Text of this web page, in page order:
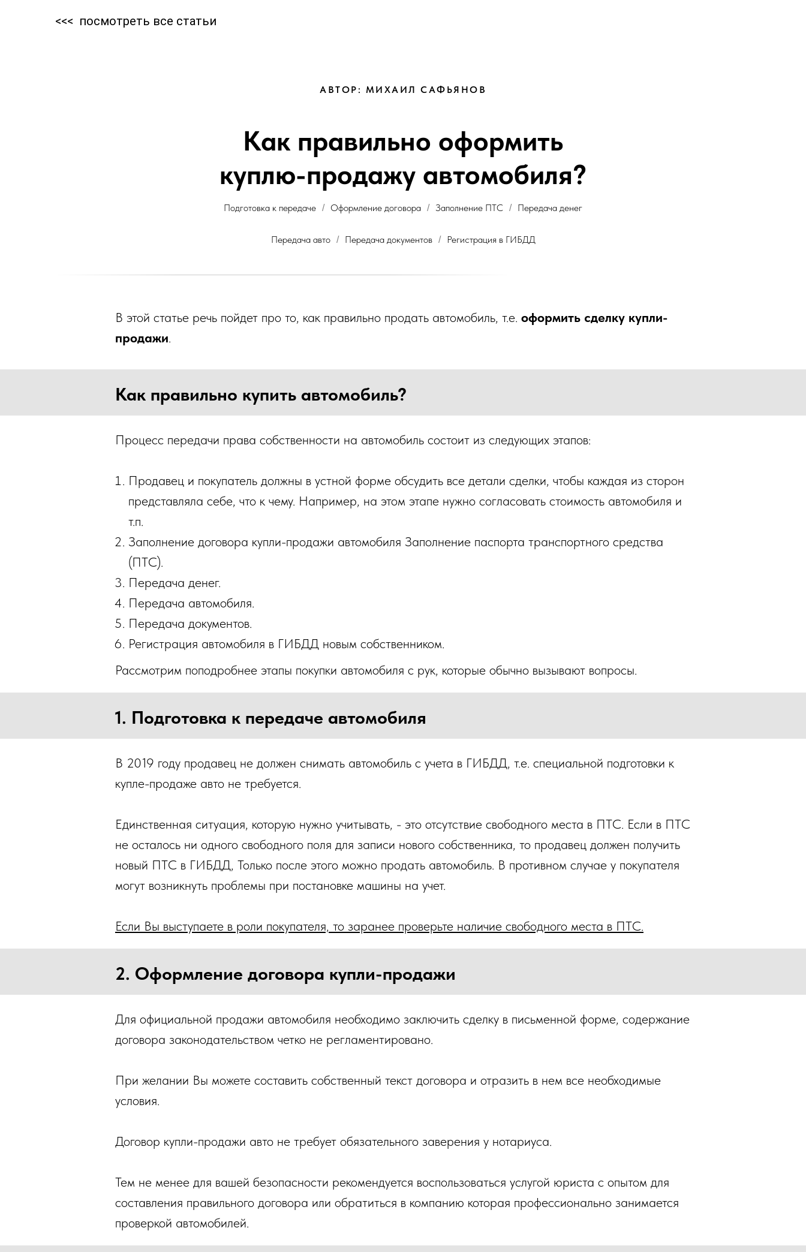
<<< посмотреть все статьи
АВТОР: МИХАИЛ САФЬЯНОВ
Как правильно оформить
куплю-продажу автомобиля?
Подготовка к передаче / Оформление договора / Заполнение ПТС / Передача денег
Передача авто / Передача документов / Регистрация в ГИБДД
В этой статье речь пойдет про то, как правильно продать автомобиль, т.е. оформить сделку купли-
продажи.
Как правильно купить автомобиль?
Процесс передачи права собственности на автомобиль состоит из следующих этапов:
Продавец и покупатель должны в устной форме обсудить все детали сделки, чтобы каждая из сторон
представляла себе, что к чему. Например, на этом этапе нужно согласовать стоимость автомобиля и
т.п.
Заполнение договора купли-продажи автомобиля Заполнение паспорта транспортного средства
(ПТС).
Передача денег.
Передача автомобиля.
Передача документов.
Регистрация автомобиля в ГИБДД новым собственником.
Рассмотрим поподробнее этапы покупки автомобиля с рук, которые обычно вызывают вопросы.
1. Подготовка к передаче автомобиля
В 2019 году продавец не должен снимать автомобиль с учета в ГИБДД, т.е. специальной подготовки к
купле-продаже авто не требуется.
Единственная ситуация, которую нужно учитывать, - это отсутствие свободного места в ПТС. Если в ПТС
не осталось ни одного свободного поля для записи нового собственника, то продавец должен получить
новый ПТС в ГИБДД, Только после этого можно продать автомобиль. В противном случае у покупателя
могут возникнуть проблемы при постановке машины на учет.
Если Вы выступаете в роли покупателя, то заранее проверьте наличие свободного места в ПТС.
2. Оформление договора купли-продажи
Для официальной продажи автомобиля необходимо заключить сделку в письменной форме, содержание
договора законодательством четко не регламентировано.
При желании Вы можете составить собственный текст договора и отразить в нем все необходимые
условия.
Договор купли-продажи авто не требует обязательного заверения у нотариуса.
Тем не менее для вашей безопасности рекомендуется воспользоваться услугой юриста с опытом для
составления правильного договора или обратиться в компанию которая профессионально занимается
проверкой автомобилей.